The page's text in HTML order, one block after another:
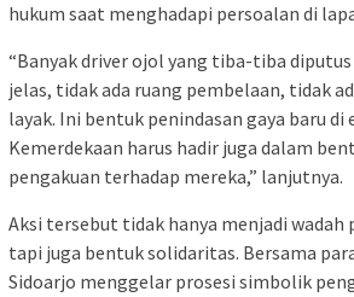
hukum saat menghadapi persoalan di
“Banyak driver ojol yang tiba-tiba
jelas, tidak ada ruang pembelaan, tidak
layak. Ini bentuk penindasan gaya baru di
Kemerdekaan harus hadir juga dalam
pengakuan terhadap mereka,” lanjutnya.
Aksi tersebut tidak hanya menjadi wadah
tapi juga bentuk solidaritas. Bersama
Sidoarjo menggelar prosesi simbolik